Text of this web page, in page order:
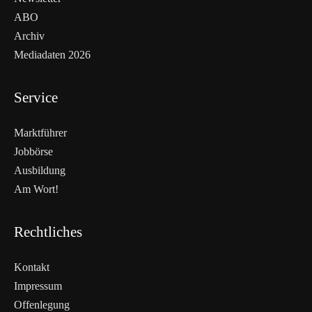
ABO
Archiv
Mediadaten 2026
Service
Marktführer
Jobbörse
Ausbildung
Am Wort!
Rechtliches
Kontakt
Impressum
Offenlegung